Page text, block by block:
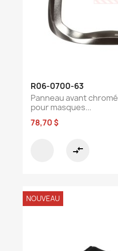
R06-0700-63
Panneau avant
pour masques...
78,70 $
compare_arrows
NOUVEAU